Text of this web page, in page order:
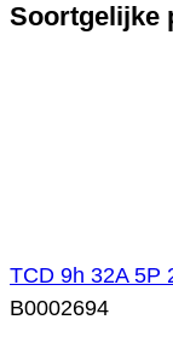
Soortgelijke
TCD 9h 32A 5P
B0002694